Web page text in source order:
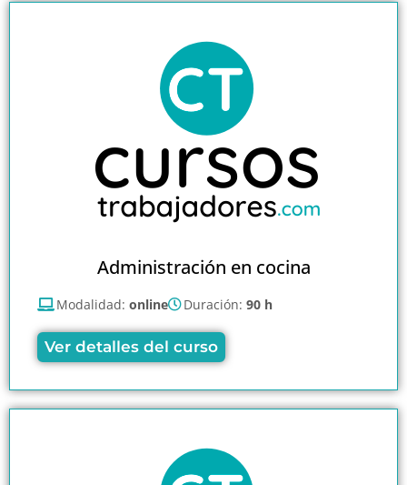
Administración en cocina
Modalidad: online Duración: 90 h
Ver detalles del curso